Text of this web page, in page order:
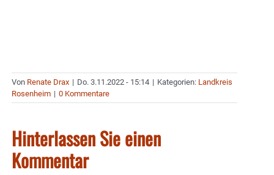
Von Renate Drax | Do. 3.11.2022 - 15:14 | Kategorien: Landkreis
Rosenheim | 0 Kommentare
Hinterlassen Sie einen
Kommentar